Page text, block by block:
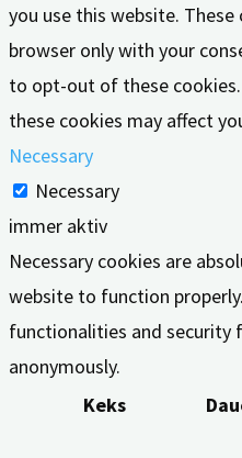
you use this website.
browser only with your
to opt-out of these
these cookies may affect
Necessary
Necessary
immer aktiv
Necessary cookies are
website to function
functionalities and security
anonymously.
Keks